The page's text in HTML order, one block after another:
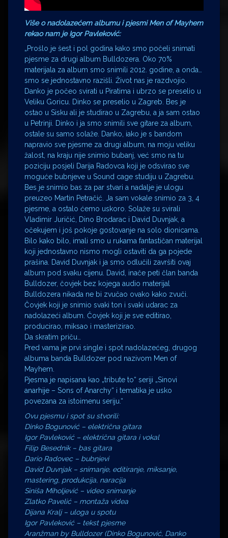
Više o nadolazećem albumu i pjesmi Men of Mayhem
rekao nam je Igor Pavleković:
„Prošlo je šest i pol godina kako smo počeli snimati
pjesme za drugi album Bulldozera. Oko 70%
materijala za album smo snimili 2012. godine, a onda…
smo se jednostavno razišli. Život nas je razdvojio.
Danko je počeo svirati u Piratima i ubrzo se preselio u
Veliku Goricu. Dinko se preselio u Zagreb. Bes je
ostao u Sisku ali je studirao u Zagrebu, a ja sam ostao
u Petrinji. Dinko i ja smo snimili sve gitare za album,
ostale su samo solaže. Danko, iako je s bandom
napravio sve pjesme za drugi album, na moju veliku
žalost, na kraju nije snimio bubanj, već smo na tu
poziciju posjeli Darija Radovca koji je odsvirao sve
moguće bubnjeve u Sound cage studiju u Zagrebu.
Bes je snimio bas za par stvari a nadalje je ulogu
preuzeo Martin Petračić. Ja sam vokale snimio za 3, 4
pjesme, a ostalo ćemo uskoro. Solaže su svirali
Vladimir Juričić, Dino Brodarac i David Duvnjak, a
očekujem i još pokoje gostovanje na solo dionicama.
Bilo kako bilo, imali smo u rukama fantastičan materijal
koji jednostavno nismo mogli ostaviti da ga pojede
prašina. David Duvnjak i ja smo odlučili završiti ovaj
album pod svaku cijenu. David, inače peti član banda
Bulldozer, čovjek bez kojega audio materijal
Bulldozera nikada ne bi zvučao ovako kako zvuči.
Čovjek koji je snimio svaki ton i svaki udarac za
nadolazeći album. Čovjek koji je sve editirao,
producirao, miksao i masterizirao.
Da skratim priču…
Pred vama je prvi single i spot nadolazećeg, drugog
albuma banda Bulldozer pod nazivom Men of
Mayhem.
Pjesma je napisana kao „tribute to“ seriji „Sinovi
anarhije – Sons of Anarchy“ i tematika je usko
povezana za istoimenu seriju.“
Ovu pjesmu i spot su stvorili:
Dinko Bogunović – električna gitara
Igor Pavleković – električna gitara i vokal
Filip Besednik – bas gitara
Dario Radovec – bubnjevi
David Duvnjak – snimanje, editiranje, miksanje,
mastering, produkcija, naracija
Siniša Miholjević – video snimanje
Zlatko Pavelić – montaža videa
Dijana Kralj – uloga u spotu
Igor Pavleković – tekst pjesme
Aranžman by Bulldozer (Dinko Bogunović, Danko